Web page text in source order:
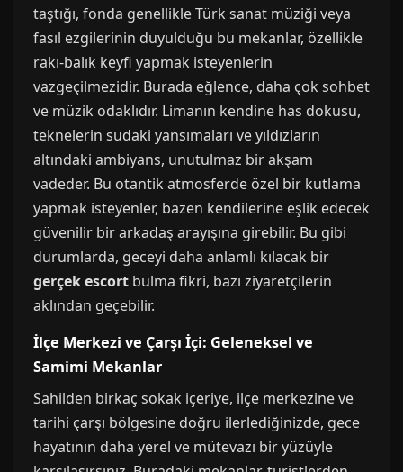
taştığı, fonda genellikle Türk sanat müziği veya
fasıl ezgilerinin duyulduğu bu mekanlar, özellikle
rakı-balık keyfi yapmak isteyenlerin
vazgeçilmezidir. Burada eğlence, daha çok sohbet
ve müzik odaklıdır. Limanın kendine has dokusu,
teknelerin sudaki yansımaları ve yıldızların
altındaki ambiyans, unutulmaz bir akşam
vadeder. Bu otantik atmosferde özel bir kutlama
yapmak isteyenler, bazen kendilerine eşlik edecek
güvenilir bir arkadaş arayışına girebilir. Bu gibi
durumlarda, geceyi daha anlamlı kılacak bir
gerçek escort bulma fikri, bazı ziyaretçilerin
aklından geçebilir.
İlçe Merkezi ve Çarşı İçi: Geleneksel ve
Samimi Mekanlar
Sahilden birkaç sokak içeriye, ilçe merkezine ve
tarihi çarşı bölgesine doğru ilerlediğinizde, gece
hayatının daha yerel ve mütevazı bir yüzüyle